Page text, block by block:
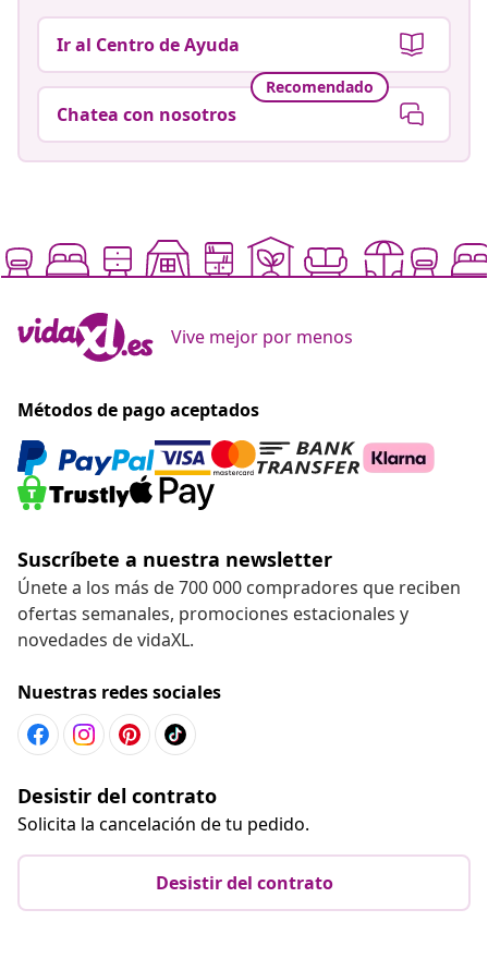
Ir al Centro de Ayuda
Recomendado
Chatea con nosotros
Vive mejor por menos
Métodos de pago aceptados
Suscríbete a nuestra newsletter
Únete a los más de 700 000 compradores que reciben
ofertas semanales, promociones estacionales y
novedades de vidaXL.
Nuestras redes sociales
Desistir del contrato
Solicita la cancelación de tu pedido.
Desistir del contrato